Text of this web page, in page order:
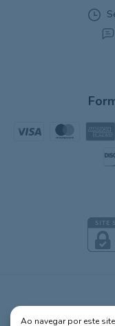
Ao navegar por este site